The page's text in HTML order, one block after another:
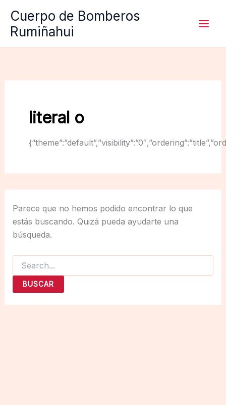
contenido
Cuerpo de Bomberos
Rumiñahui
literal o
Parece que no hemos podido encontrar lo que
estás buscando. Quizá pueda ayudarte una
búsqueda.
Buscar
por: